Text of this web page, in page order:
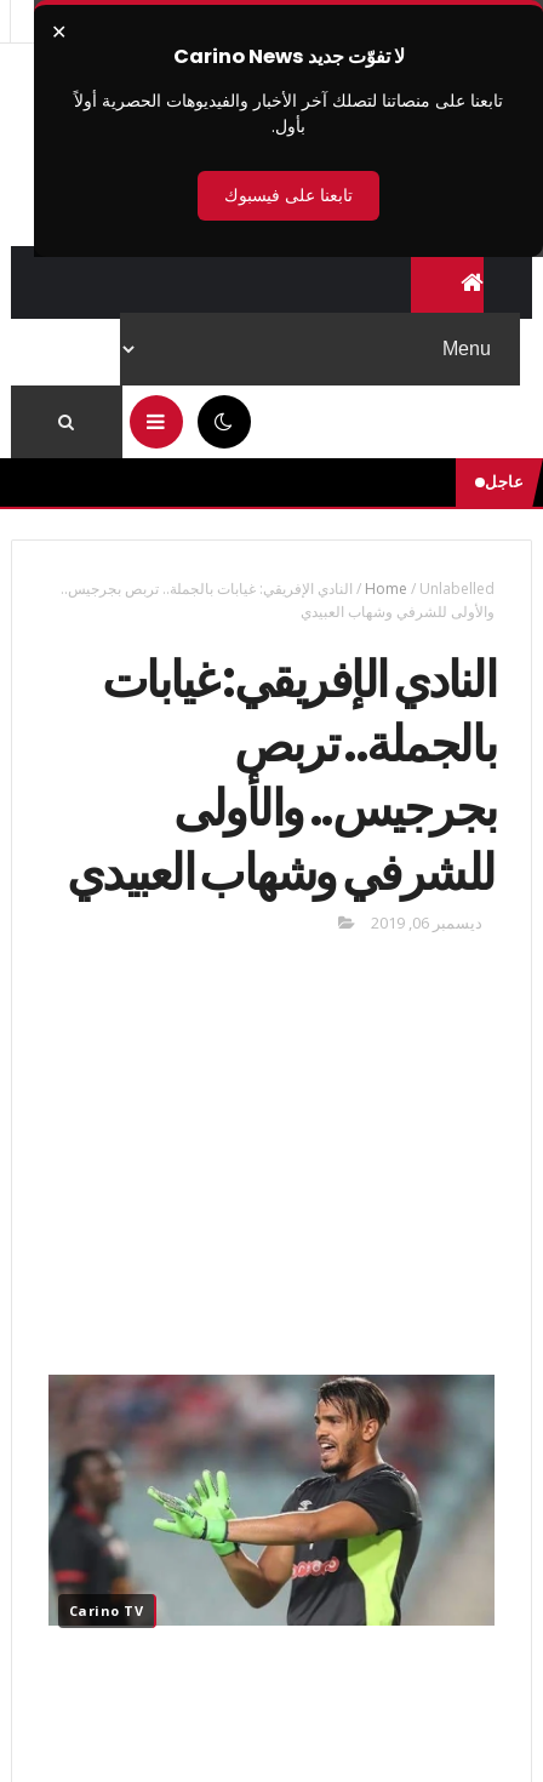
✕
لا تفوّت جديد Carino News
تابعنا على منصاتنا لتصلك آخر الأخبار والفيديوهات الحصرية أولاً
بأول.
تابعنا على فيسبوك
عاجل
Home / Unlabelled
/ النادي الإفريقي: غيابات بالجملة.. تربص بجرجيس..
والأولى للشرفي وشهاب العبيدي
النادي الإفريقي: غيابات
بالجملة.. تربص
بجرجيس.. والأولى
للشرفي وشهاب العبيدي
ديسمبر 06, 2019
Carino TV